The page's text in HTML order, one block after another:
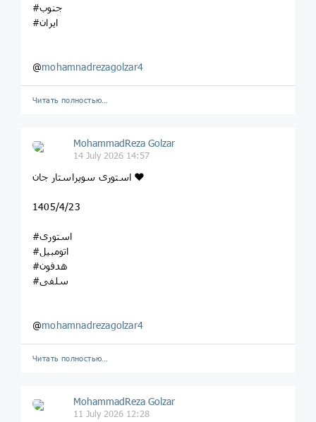
#جنوب
#ایران
@mohamnadrezagolzar4
Читать полностью…
MohammadReza Golzar
14 July 2026 14:57
استوری سوپراستار جان ❤️
1405/4/23
#استوری
#اتومبیل
#هدفون
#سلفی
@mohamnadrezagolzar4
Читать полностью…
MohammadReza Golzar
11 July 2026 12:28